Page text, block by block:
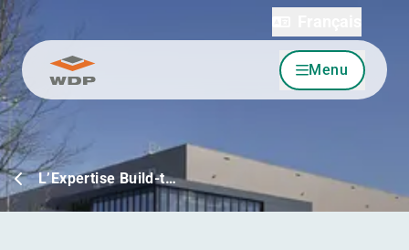
Allez au contenu Menu
L’Expertise Build-t…